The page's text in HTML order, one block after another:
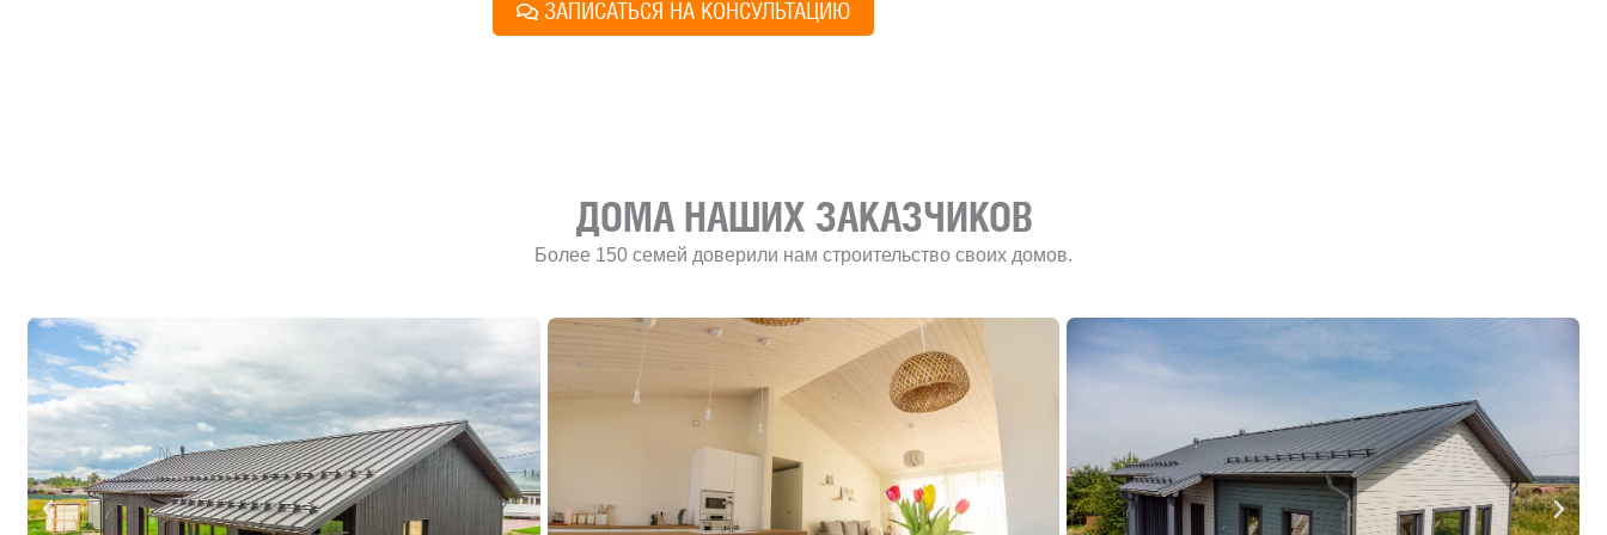
ЗАПИСАТЬСЯ НА КОНСУЛЬТАЦИЮ
ДОМА НАШИХ ЗАКАЗЧИКОВ
Более 150 семей доверили нам строительство своих домов.